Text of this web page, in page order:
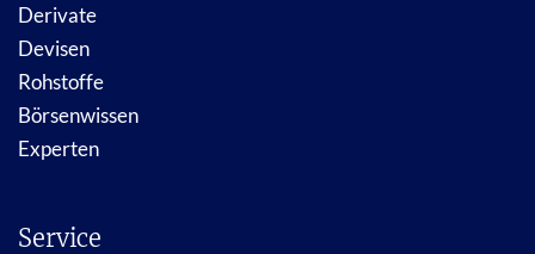
Derivate
Devisen
Rohstoffe
Börsenwissen
Experten
Service